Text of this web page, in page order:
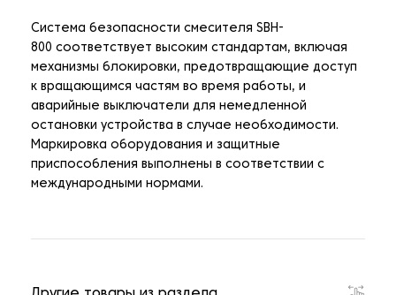
Система безопасности смесителя SBH-
800 соответствует высоким стандартам, включая
механизмы блокировки, предотвращающие доступ
к вращающимся частям во время работы, и
аварийные выключатели для немедленной
остановки устройства в случае необходимости.
Маркировка оборудования и защитные
приспособления выполнены в соответствии с
международными нормами.